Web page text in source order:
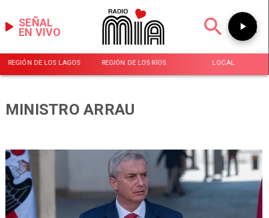
EN VIVO
SEÑAL
REGIÓN DE LOS LAGOS REGIÓN DE LOS RÍOS LOCAL
MINISTRO ARRAU